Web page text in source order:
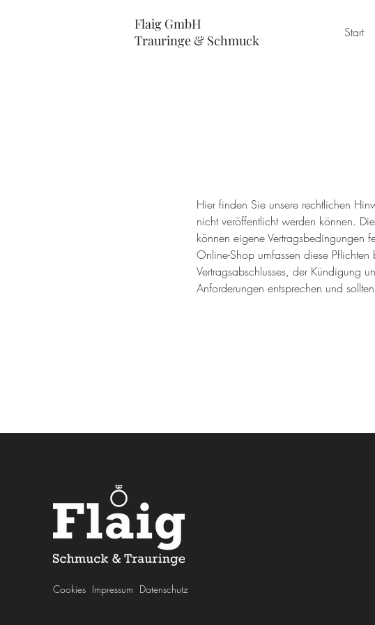
Flaig GmbH
Trauringe & Schmuck
Start
Hier finden Sie unsere rechtlichen
nicht veröffentlicht werden können.
können eigene Vertragsbedingungen
Online-Shop umfassen diese
Vertragsabschlusses, der Kündigung
Anforderungen entsprechen und
Cookies Impressum Datenschutz